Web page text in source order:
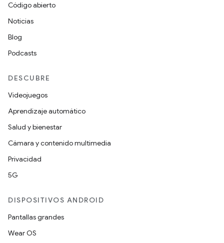
Código abierto
Noticias
Blog
Podcasts
DESCUBRE
Videojuegos
Aprendizaje automático
Salud y bienestar
Cámara y contenido multimedia
Privacidad
5G
DISPOSITIVOS ANDROID
Pantallas grandes
Wear OS